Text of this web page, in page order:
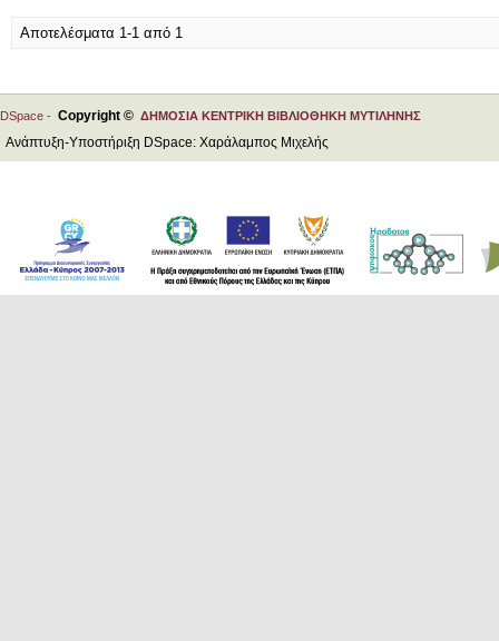
Αποτελέσματα 1-1 από 1
DSpace - Copyright © ΔΗΜΟΣΙΑ ΚΕΝΤΡΙΚΗ ΒΙΒΛΙΟΘΗΚΗ ΜΥΤΙΛΗΝΗΣ
Ανάπτυξη-Υποστήριξη DSpace: Χαράλαμπος Μιχελής